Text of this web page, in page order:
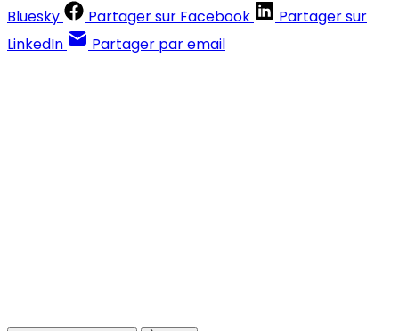
Bluesky
Partager sur Facebook
Partager sur
LinkedIn
Partager par email